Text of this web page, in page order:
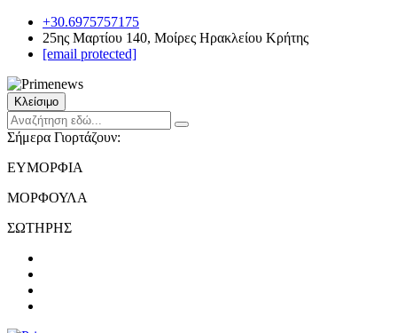
+30.6975757175
25ης Μαρτίου 140, Μοίρες Ηρακλείου Κρήτης
[email protected]
Κλείσιμο
Σήμερα Γιορτάζουν:
ΕΥΜΟΡΦΙΑ
ΜΟΡΦΟΥΛΑ
ΣΩΤΗΡΗΣ